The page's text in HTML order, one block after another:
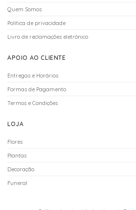
Quem Somos
Política de privacidade
Livro de reclamações eletrónico
APOIO AO CLIENTE
Entregas e Horários
Formas de Pagamento
Termos e Condições
LOJA
Flores
Plantas
Decoração
Funeral